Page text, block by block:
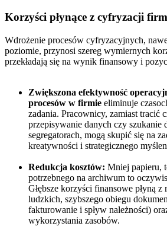
Korzyści płynące z cyfryzacji
Wdrożenie procesów cyfryzacyjnych,
poziomie, przynosi szereg wymiernych
przekładają się na wynik finansowy i
Zwiększona efektywność
procesów w firmie eliminuje
zadania. Pracownicy, zamiast tracić
przepisywanie danych czy szukanie
segregatorach, mogą skupić się na
kreatywności i strategicznego
Redukcja kosztów: Mniej papieru,
potrzebnego na archiwum to
Głębsze korzyści finansowe płyną
ludzkich, szybszego obiegu
fakturowanie i spływ należności)
wykorzystania zasobów.